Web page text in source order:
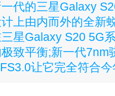
代的三星Galaxy
上由内而外的全新
星Galaxy S20 5G
致平衡;新一代7nm
让它完全符合